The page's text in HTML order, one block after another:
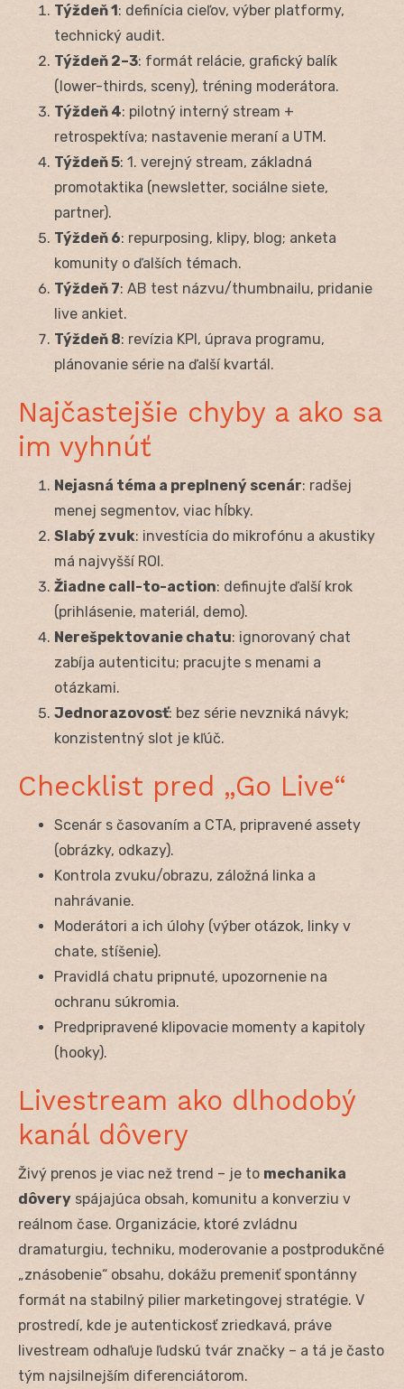
Týždeň 1: definícia cieľov, výber platformy,
technický audit.
Týždeň 2–3: formát relácie, grafický balík
(lower-thirds, sceny), tréning moderátora.
Týždeň 4: pilotný interný stream +
retrospektíva; nastavenie meraní a UTM.
Týždeň 5: 1. verejný stream, základná
promotaktika (newsletter, sociálne siete,
partner).
Týždeň 6: repurposing, klipy, blog; anketa
komunity o ďalších témach.
Týždeň 7: AB test názvu/thumbnailu, pridanie
live ankiet.
Týždeň 8: revízia KPI, úprava programu,
plánovanie série na ďalší kvartál.
Najčastejšie chyby a ako sa
im vyhnúť
Nejasná téma a preplnený scenár: radšej
menej segmentov, viac hĺbky.
Slabý zvuk: investícia do mikrofónu a akustiky
má najvyšší ROI.
Žiadne call-to-action: definujte ďalší krok
(prihlásenie, materiál, demo).
Nerešpektovanie chatu: ignorovaný chat
zabíja autenticitu; pracujte s menami a
otázkami.
Jednorazovosť: bez série nevzniká návyk;
konzistentný slot je kľúč.
Checklist pred „Go Live“
Scenár s časovaním a CTA, pripravené assety
(obrázky, odkazy).
Kontrola zvuku/obrazu, záložná linka a
nahrávanie.
Moderátori a ich úlohy (výber otázok, linky v
chate, stíšenie).
Pravidlá chatu pripnuté, upozornenie na
ochranu súkromia.
Predpripravené klipovacie momenty a kapitoly
(hooky).
Livestream ako dlhodobý
kanál dôvery
Živý prenos je viac než trend – je to mechanika
dôvery spájajúca obsah, komunitu a konverziu v
reálnom čase. Organizácie, ktoré zvládnu
dramaturgiu, techniku, moderovanie a postprodukčné
„znásobenie“ obsahu, dokážu premeniť spontánny
formát na stabilný pilier marketingovej stratégie. V
prostredí, kde je autentickosť zriedkavá, práve
livestream odhaľuje ľudskú tvár značky – a tá je často
tým najsilnejším diferenciátorom.